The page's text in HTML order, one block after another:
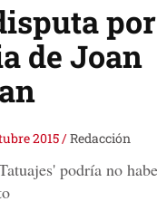
de Joan
2015/Redacción
podría no